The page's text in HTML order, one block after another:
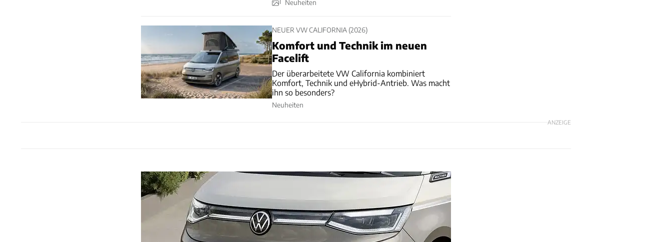
Neuheiten
NEUER VW CALIFORNIA (2026)
Komfort und Technik im neuen
Facelift
Der überarbeitete VW California kombiniert
Komfort, Technik und eHybrid-Antrieb. Was macht
ihn so besonders?
Neuheiten
ANZEIGE